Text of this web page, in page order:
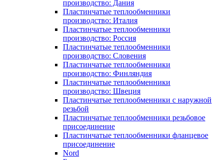
производство: Дания
Пластинчатые теплообменники
производство: Италия
Пластинчатые теплообменники
производство: Россия
Пластинчатые теплообменники
производство: Словения
Пластинчатые теплообменники
производство: Финляндия
Пластинчатые теплообменники
производство: Швеция
Пластинчатые теплообменники с наружной
резьбой
Пластинчатые теплообменники резьбовое
присоединение
Пластинчатые теплообменники фланцевое
присоединение
Nord